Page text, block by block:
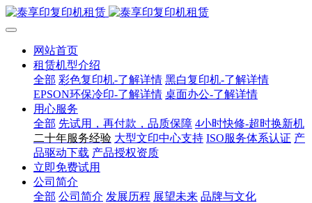
网站首页
租赁机型介绍
全部 彩色复印机-了解详情 黑白复印机-了解详情
EPSON环保冷印-了解详情 桌面办公-了解详情
用心服务
全部 先试用，再付款，品质保障 4小时快修-超时换新机
二十年服务经验 大型文印中心支持 ISO服务体系认证 产
品驱动下载 产品授权资质
立即免费试用
公司简介
全部 公司简介 发展历程 展望未来 品牌与文化